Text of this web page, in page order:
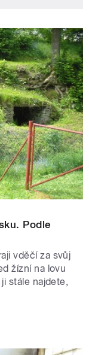
Podle
vděčí za svůj
žízní na lovu
stále najdete,